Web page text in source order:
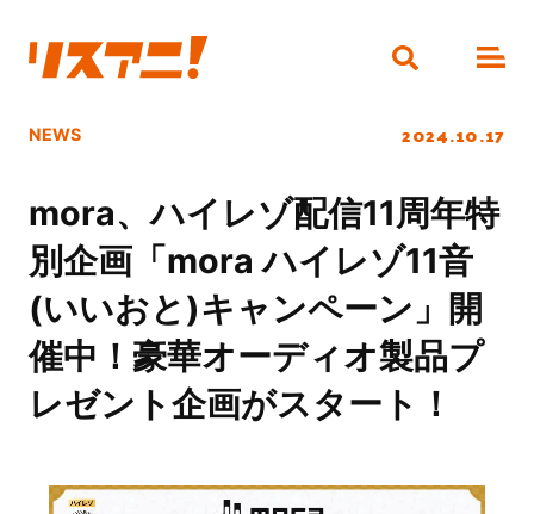
NEWS 2024.10.17
mora、ハイレゾ配信11周年特
別企画「mora ハイレゾ11音
(いいおと)キャンペーン」開
催中！豪華オーディオ製品プ
レゼント企画がスタート！